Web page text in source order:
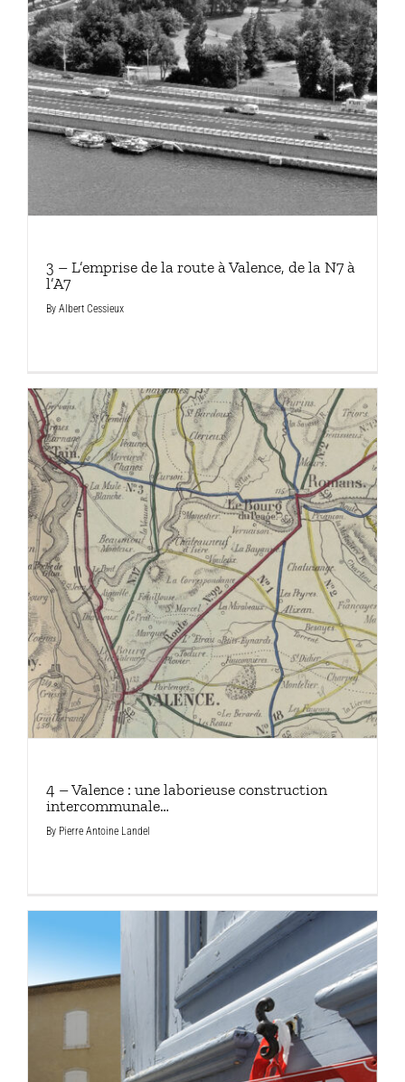
3 – L’emprise de la route à Valence, de la N7 à
l’A7
By Albert Cessieux
4 – Valence : une laborieuse construction
intercommunale…
By Pierre Antoine Landel